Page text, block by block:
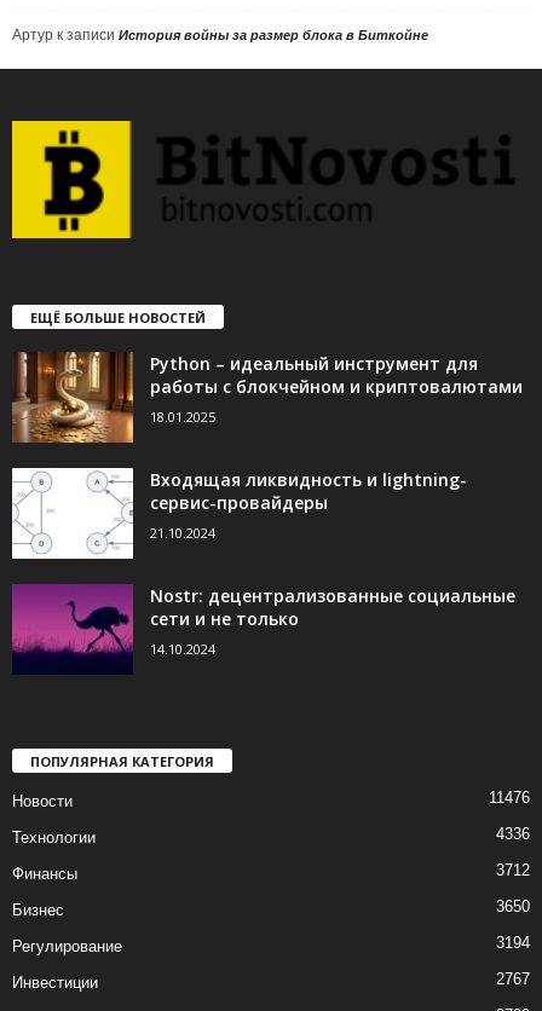
Артур к записи История войны за размер блока в Биткойне
ЕЩЁ БОЛЬШЕ НОВОСТЕЙ
Python – идеальный инструмент для
работы с блокчейном и криптовалютами
18.01.2025
Входящая ликвидность и lightning-
сервис-провайдеры
21.10.2024
Nostr: децентрализованные социальные
сети и не только
14.10.2024
ПОПУЛЯРНАЯ КАТЕГОРИЯ
Новости 11476
Технологии 4336
Финансы 3712
Бизнес 3650
Регулирование 3194
Инвестиции 2767